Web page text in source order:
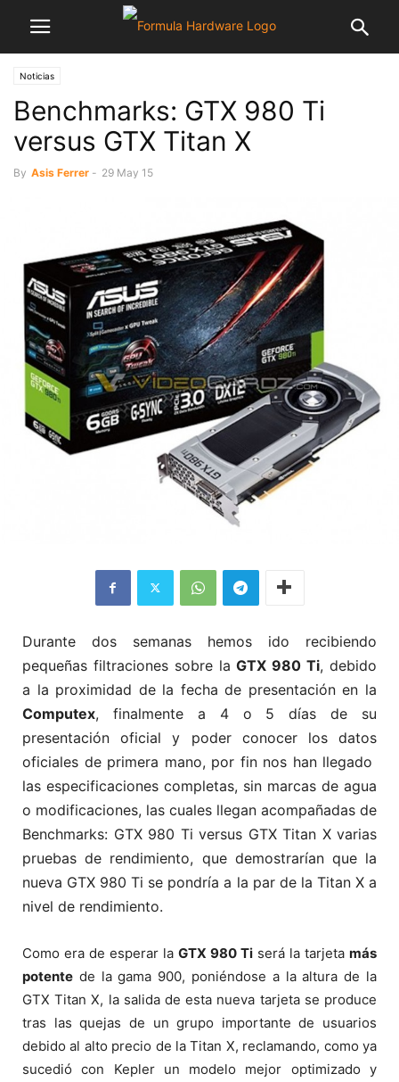
Noticias
Benchmarks: GTX 980 Ti
versus GTX Titan X
By Asis Ferrer - 29 May 15
Durante dos semanas hemos ido recibiendo
pequeñas filtraciones sobre laGTX 980 Ti, debido
a la proximidad de la fecha de presentación en la
Computex, finalmente a 4 o 5 días de su
presentación oficial y poder conocer los datos
oficiales de primera mano, por fin nos han llegado
las especificaciones completas, sin marcas de agua
o modificaciones, las cuales llegan acompañadas de
Benchmarks: GTX 980 Ti versus GTX Titan X varias
pruebas de rendimiento, que demostrarían que la
nueva GTX 980 Ti se pondría a la par de la Titan X a
nivel de rendimiento.
Como era de esperar la GTX 980 Ti será la tarjeta más
potente de la gama 900, poniéndose a la altura de la
GTX Titan X, la salida de esta nueva tarjeta se produce
tras las quejas de un grupo importante de usuarios
debido al alto precio de la Titan X, reclamando, como ya
sucedió con Kepler un modelo mejor optimizado y